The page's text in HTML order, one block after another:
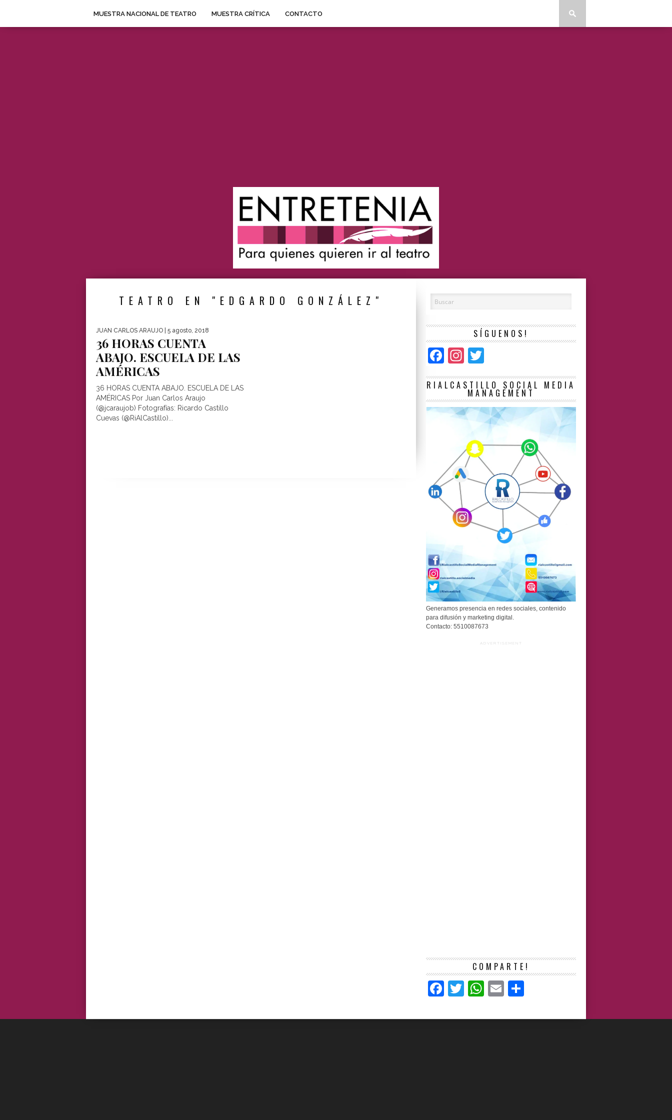
MUESTRA NACIONAL DE TEATRO MUESTRA CRÍTICA CONTACTO
TEATRO EN "EDGARDO GONZÁLEZ"
JUAN CARLOS ARAUJO | 5 agosto, 2018
36 HORAS CUENTA
ABAJO. ESCUELA DE LAS
AMÉRICAS
36 HORAS CUENTA ABAJO. ESCUELA DE LAS
AMÉRICAS Por Juan Carlos Araujo
(@jcaraujob) Fotografías: Ricardo Castillo
Cuevas (@RiAlCastillo)...
SÍGUENOS!
Facebook
Instagram
RIALCASTILLO SOCIAL MEDIA
MANAGEMENT
Generamos presencia en redes sociales, contenido
para difusión y marketing digital.
Contacto: 5510087673
ADVERTISEMENT
COMPARTE!
Facebook
TwitterWhatsApp
Email